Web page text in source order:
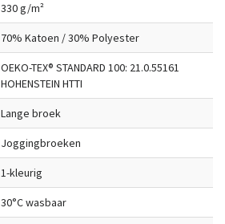
330 g/m²
70% Katoen / 30% Polyester
OEKO-TEX® STANDARD 100: 21.0.55161
HOHENSTEIN HTTI
Lange broek
Joggingbroeken
1-kleurig
30°C wasbaar